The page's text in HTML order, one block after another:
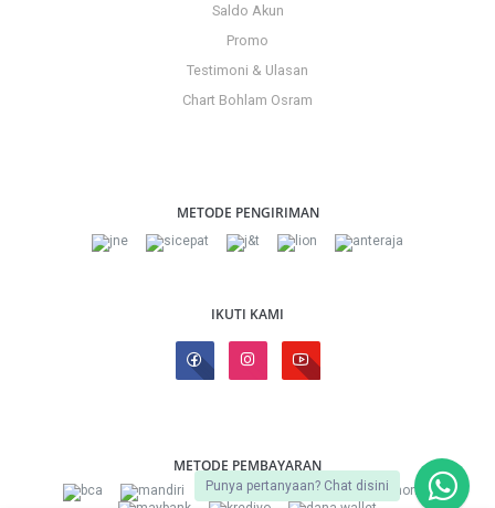
Saldo Akun
Promo
Testimoni & Ulasan
Chart Bohlam Osram
METODE PENGIRIMAN
IKUTI KAMI
METODE PEMBAYARAN
Punya pertanyaan? Chat disini